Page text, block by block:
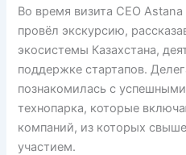
Во время визита CEO
провёл экскурсию,
экосистемы Казахстана,
поддержке стартапов.
познакомилась с
технопарка, которые
компаний, из которых
участием.